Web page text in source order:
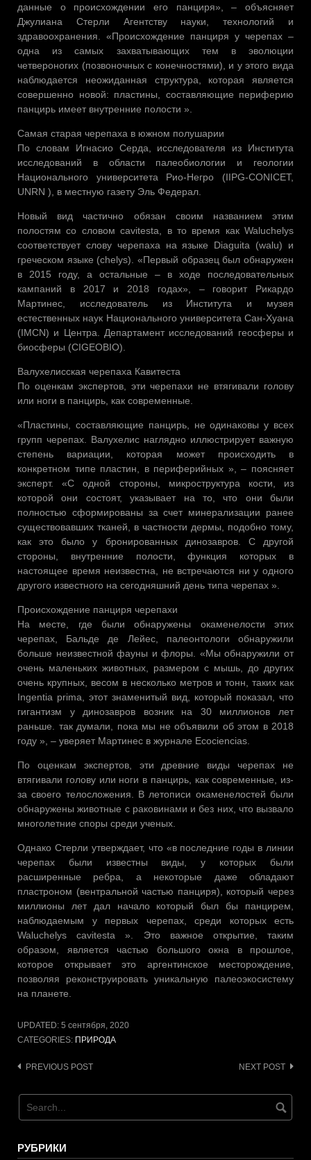
данные о происхождении его панциря», – объясняет
Джулиана Стерли Агентству науки, технологий и
здравоохранения. «Происхождение панциря у черепах –
одна из самых захватывающих тем в эволюции
четвероногих (позвоночных с конечностями), и у этого вида
наблюдается неожиданная структура, которая является
совершенно новой: пластины, составляющие периферию
панцирь имеет внутренние полости ».
Самая старая черепаха в южном полушарии
По словам Игнасио Серда, исследователя из Института
исследований в области палеобиологии и геологии
Национального университета Рио-Негро (IIPG-CONICET,
UNRN ), в местную газету Эль Федерал.
Новый вид частично обязан своим названием этим
полостям со словом cavitesta, в то время как Waluchelys
соответствует слову черепаха на языке Diaguita (walu) и
греческом языке (chelys). «Первый образец был обнаружен
в 2015 году, а остальные – в ходе последовательных
кампаний в 2017 и 2018 годах», – говорит Рикардо
Мартинес, исследователь из Института и музея
естественных наук Национального университета Сан-Хуана
(IMCN) и Центра. Департамент исследований геосферы и
биосферы (CIGEOBIO).
Валухелисская черепаха Кавитеста
По оценкам экспертов, эти черепахи не втягивали голову
или ноги в панцирь, как современные.
«Пластины, составляющие панцирь, не одинаковы у всех
групп черепах. Валухелис наглядно иллюстрирует важную
степень вариации, которая может происходить в
конкретном типе пластин, в периферийных », – поясняет
эксперт. «С одной стороны, микроструктура кости, из
которой они состоят, указывает на то, что они были
полностью сформированы за счет минерализации ранее
существовавших тканей, в частности дермы, подобно тому,
как это было у бронированных динозавров. С другой
стороны, внутренние полости, функция которых в
настоящее время неизвестна, не встречаются ни у одного
другого известного на сегодняшний день типа черепах ».
Происхождение панциря черепахи
На месте, где были обнаружены окаменелости этих
черепах, Бальде де Лейес, палеонтологи обнаружили
больше неизвестной фауны и флоры. «Мы обнаружили от
очень маленьких животных, размером с мышь, до других
очень крупных, весом в несколько метров и тонн, таких как
Ingentia prima, этот знаменитый вид, который показал, что
гигантизм у динозавров возник на 30 миллионов лет
раньше. так думали, пока мы не объявили об этом в 2018
году », – уверяет Мартинес в журнале Ecociencias.
По оценкам экспертов, эти древние виды черепах не
втягивали голову или ноги в панцирь, как современные, из-
за своего телосложения. В летописи окаменелостей были
обнаружены животные с раковинами и без них, что вызвало
многолетние споры среди ученых.
Однако Стерли утверждает, что «в последние годы в линии
черепах были известны виды, у которых были
расширенные ребра, а некоторые даже обладают
пластроном (вентральной частью панциря), который через
миллионы лет дал начало который был бы панцирем,
наблюдаемым у первых черепах, среди которых есть
Waluchelys cavitesta ». Это важное открытие, таким
образом, является частью большого окна в прошлое,
которое открывает это аргентинское месторождение,
позволяя реконструировать уникальную палеоэкосистему
на планете.
UPDATED: 5 сентября, 2020
CATEGORIES: ПРИРОДА
Post
PREVIOUS POST NEXT POST
РУБРИКИ